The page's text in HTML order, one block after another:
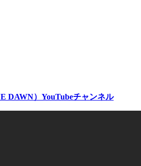
DAWN）YouTubeチャンネル